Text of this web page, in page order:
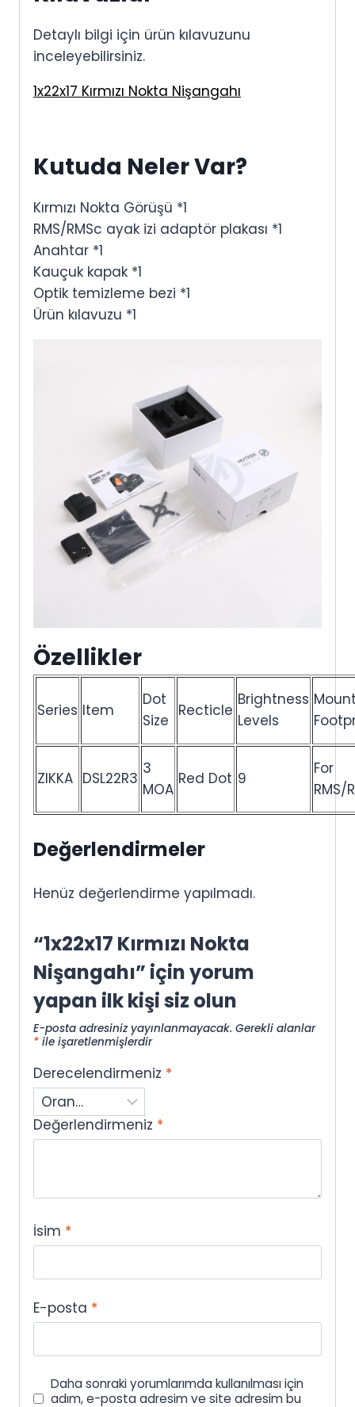
Detaylı bilgi için ürün kılavuzunu
inceleyebilirsiniz.
1x22x17 Kırmızı Nokta Nişangahı
Kutuda Neler Var?
Kırmızı Nokta Görüşü *1
RMS/RMSc ayak izi adaptör plakası *1
Anahtar *1
Kauçuk kapak *1
Optik temizleme bezi *1
Ürün kılavuzu *1
Özellikler
Series Item
Dot
Size
Recticle
Brightness
Levels
ZIKKA DSL22R3
3
MOA
Red Dot 9
For
RMS/
Değerlendirmeler
Henüz değerlendirme yapılmadı.
“1x22x17 Kırmızı Nokta
Nişangahı” için yorum
yapan ilk kişi siz olun
E-posta adresiniz yayınlanmayacak. Gerekli alanlar
* ile işaretlenmişlerdir
Derecelendirmeniz *
Değerlendirmeniz *
İsim *
E-posta *
Daha sonraki yorumlarımda kullanılması için
adım, e-posta adresim ve site adresim bu